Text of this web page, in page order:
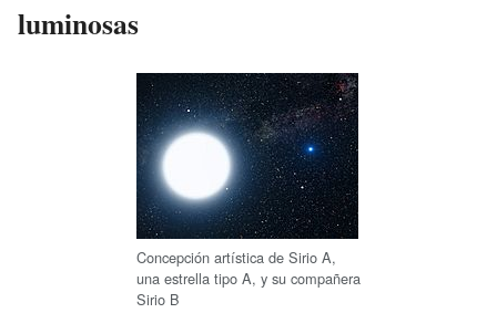
luminosas
Concepción artística de Sirio A,
una estrella tipo A, y su compañera
Sirio B